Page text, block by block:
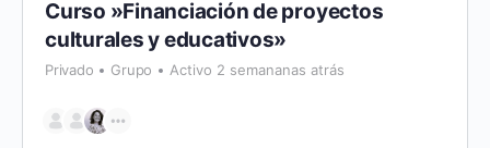
Curso »Financiación de proyectos
culturales y educativos»
Privado Grupo Activo 2 semananas atrás